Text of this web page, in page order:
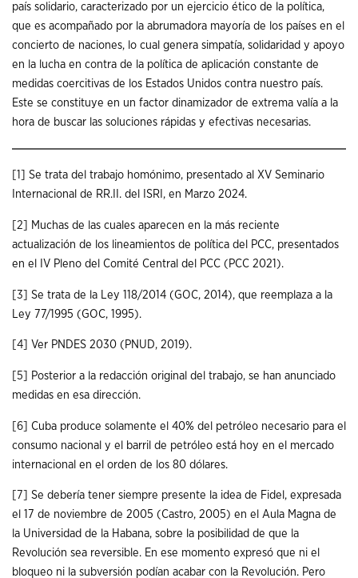
país solidario, caracterizado por un ejercicio ético de la política,
que es acompañado por la abrumadora mayoría de los países en el
concierto de naciones, lo cual genera simpatía, solidaridad y apoyo
en la lucha en contra de la política de aplicación constante de
medidas coercitivas de los Estados Unidos contra nuestro país.
Este se constituye en un factor dinamizador de extrema valía a la
hora de buscar las soluciones rápidas y efectivas necesarias.
[1]
Se trata del trabajo homónimo, presentado al XV Seminario
Internacional de RR.II. del ISRI, en Marzo 2024.
[2]
Muchas de las cuales aparecen en la más reciente
actualización de los lineamientos de política del PCC, presentados
en el IV Pleno del Comité Central del PCC (PCC 2021).
[3]
Se trata de la Ley 118/2014 (GOC, 2014), que reemplaza a la
Ley 77/1995 (GOC, 1995).
[4] Ver PNDES 2030 (PNUD, 2019).
[5]
Posterior a la redacción original del trabajo, se han anunciado
medidas en esa dirección.
[6] Cuba produce solamente el 40% del petróleo necesario para el
consumo nacional y el barril de petróleo está hoy en el mercado
internacional en el orden de los 80 dólares.
[7]
Se debería tener siempre presente la idea de Fidel, expresada
el 17 de noviembre de 2005 (Castro, 2005) en el Aula Magna de
la Universidad de la Habana, sobre la posibilidad de que la
Revolución sea reversible. En ese momento expresó que ni el
bloqueo ni la subversión podían acabar con la Revolución. Pero